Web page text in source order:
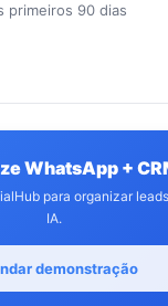
primeiros 90 dias
WhatsApp +
para organizar
IA.
demonstração